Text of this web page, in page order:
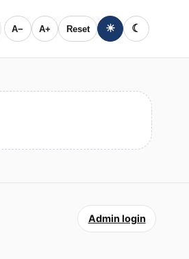
A− A+ Reset ☀ ☾
Admin login